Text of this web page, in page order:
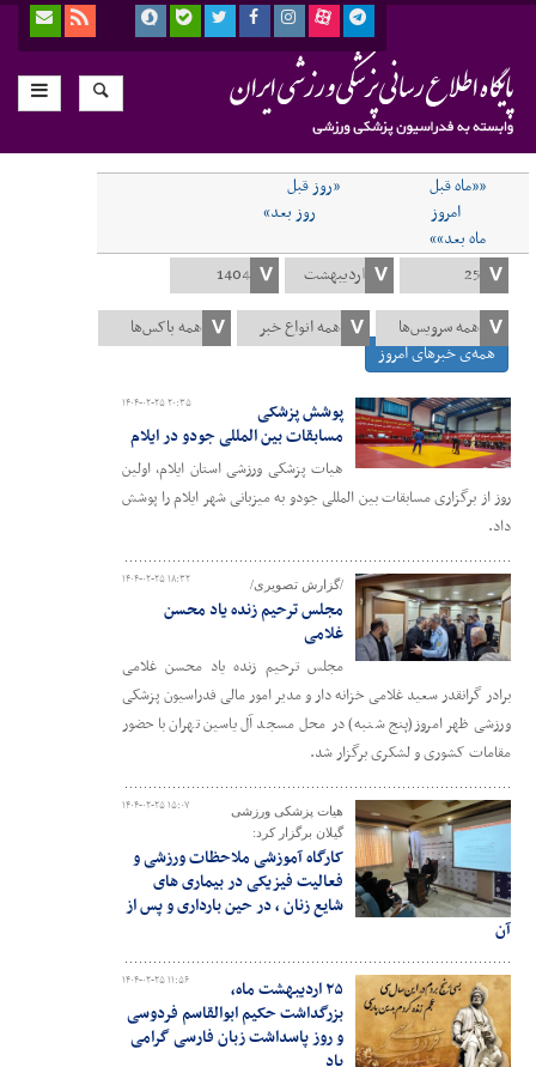
««ماه قبل
«روز قبل
امروز
روز بعد»
ماه بعد»»
همه‌ی خبرهای امروز
۱۴۰۴-۰۲-۲۵ ۲۰:۳۵
پوشش پزشکی
مسابقات بین المللی جودو در ایلام
هیات پزشکی ورزشی استان ایلام، اولین
روز از برگزاری مسابقات بین المللی جودو به میزبانی شهر ایلام را پوشش
داد.
۱۴۰۴-۰۲-۲۵ ۱۸:۳۲ /گزارش تصویری/
مجلس ترحیم زنده یاد محسن
غلامی
مجلس ترحیم زنده یاد محسن غلامی
برادر گرانقدر سعید غلامی خزانه دار و مدیر امور مالی فدراسیون پزشکی
ورزشی ظهر امروز(پنج شنبه) در محل مسجد آل یاسین تهران با حضور
مقامات کشوری و لشکری برگزار شد.
۱۴۰۴-۰۲-۲۵ ۱۵:۰۷
هیات پزشکی ورزشی
گیلان برگزار کرد:
کارگاه آموزشی ملاحظات ورزشی و
فعالیت فیزیکی در بیماری های
شایع زنان ، در حین بارداری و پس از
آن
۱۴۰۴-۰۲-۲۵ ۱۱:۵۶
۲۵ اردیبهشت ماه،
بزرگداشت حکیم ابوالقاسم فردوسی
و روز پاسداشت زبان فارسی گرامی